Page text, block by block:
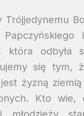
Trójjedynemu
która odbyła
się tym,
żyzną
Kto